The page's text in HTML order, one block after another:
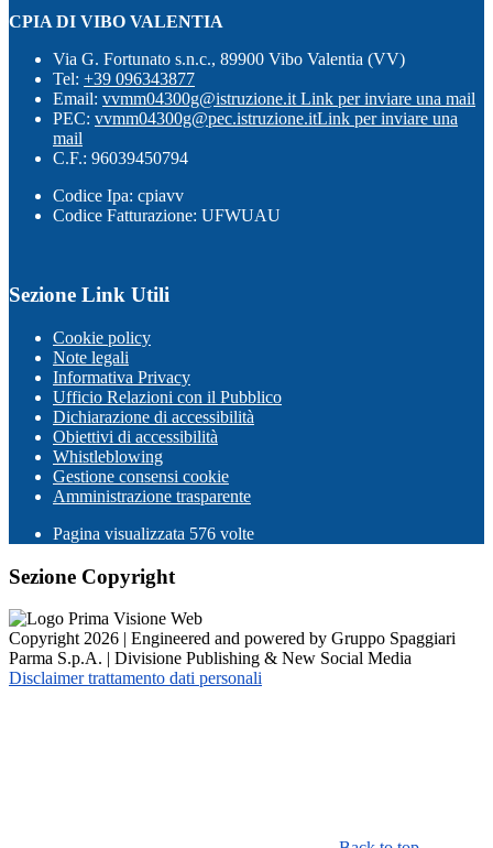
CPIA DI VIBO VALENTIA
Via G. Fortunato s.n.c., 89900 Vibo Valentia (VV)
Tel: +39 096343877
Email: vvmm04300g@istruzione.it Link per inviare una mail
PEC: vvmm04300g@pec.istruzione.itLink per inviare una
mail
C.F.: 96039450794
Codice Ipa: cpiavv
Codice Fatturazione: UFWUAU
Sezione Link Utili
Cookie policy
Note legali
Informativa Privacy
Ufficio Relazioni con il Pubblico
Dichiarazione di accessibilità
Obiettivi di accessibilità
Whistleblowing
Gestione consensi cookie
Amministrazione trasparente
Pagina visualizzata 576 volte
Sezione Copyright
Copyright 2026 | Engineered and powered by Gruppo Spaggiari
Parma S.p.A. | Divisione Publishing & New Social Media
Disclaimer trattamento dati personali